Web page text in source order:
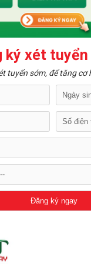
ký xét
tuyển sớm, để tăng cơ